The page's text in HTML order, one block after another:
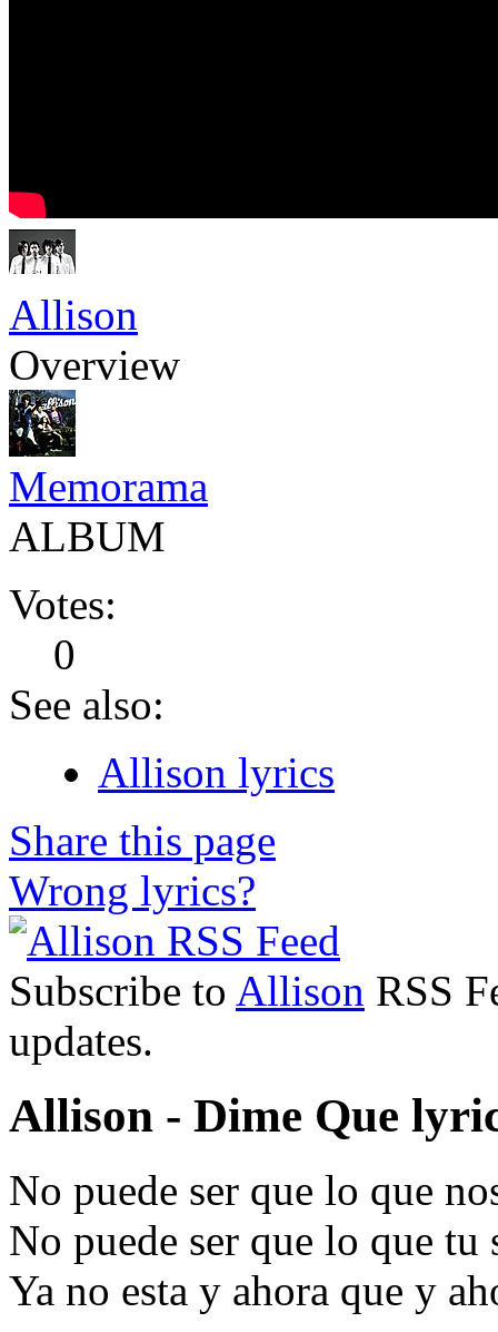
Allison
Overview
Memorama
ALBUM
Votes:
0
See also:
Allison lyrics
Share this page
Wrong lyrics?
Subscribe to Allison RSS
updates.
Allison - Dime Que
No puede ser que lo que
No puede ser que lo que tu
Ya no esta y ahora que y